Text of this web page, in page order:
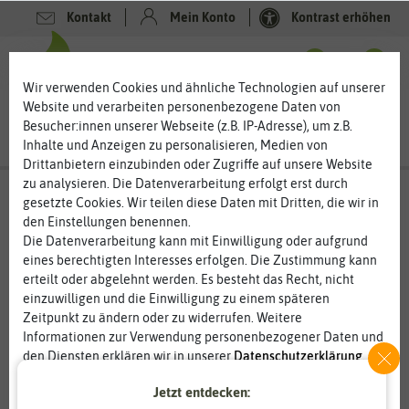
Kontakt Mein Konto Kontrast erhöhen
-80%
Wir verwenden Cookies und ähnliche Technologien auf unserer
Website und verarbeiten personenbezogene Daten von
Besucher:innen unserer Webseite (z.B. IP-Adresse), um z.B.
Inhalte und Anzeigen zu personalisieren, Medien von
Drittanbietern einzubinden oder Zugriffe auf unsere Website
zu analysieren. Die Datenverarbeitung erfolgt erst durch
gesetzte Cookies. Wir teilen diese Daten mit Dritten, die wir in
den Einstellungen benennen.
Die Datenverarbeitung kann mit Einwilligung oder aufgrund
eines berechtigten Interesses erfolgen. Die Zustimmung kann
erteilt oder abgelehnt werden. Es besteht das Recht, nicht
einzuwilligen und die Einwilligung zu einem späteren
Zeitpunkt zu ändern oder zu widerrufen. Weitere
Informationen zur Verwendung personenbezogener Daten und
den Diensten erklären wir in unsererDaten­schutz­erklärung.
Statistik
Jetzt entdecken: